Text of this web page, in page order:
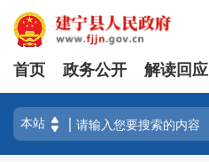
首页 政务公开 解读回应